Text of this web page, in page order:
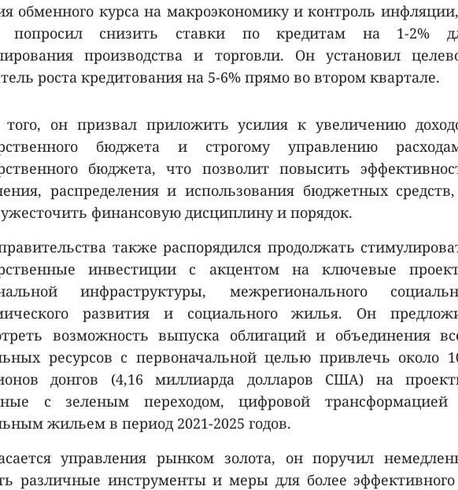
обменного курса на макроэкономику и контроль
попросил снизить ставки по кредитам на 1-2%
производства и торговли. Он установил
роста кредитования на 5-6% прямо во втором квартале.
он призвал приложить усилия к увеличению
бюджета и строгому управлению
бюджета, что позволит повысить
распределения и использования бюджетных
финансовую дисциплину и порядок.
также распорядился продолжать
инвестиции с акцентом на ключевые
инфраструктуры, межрегионального
развития и социального жилья. Он
возможность выпуска облигаций и объединения
ресурсов с первоначальной целью привлечь около
донгов (4,16 миллиарда долларов США) на
с зеленым переходом, цифровой
жильем в период 2021-2025 годов.
управления рынком золота, он поручил
различные инструменты и меры для более